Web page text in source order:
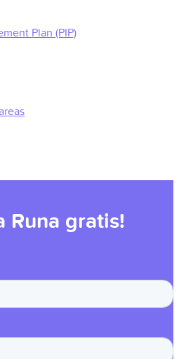
Plan (PIP)
Runa gratis!